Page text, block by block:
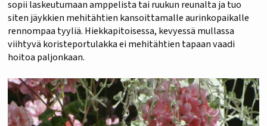
sopii laskeutumaan amppelista tai ruukun reunalta ja tuo
siten jäykkien mehitähtien kansoittamalle aurinkopaikalle
rennompaa tyyliä. Hiekkapitoisessa, kevyessä mullassa
viihtyvä koristeportulakka ei mehitähtien tapaan vaadi
hoitoa paljonkaan.